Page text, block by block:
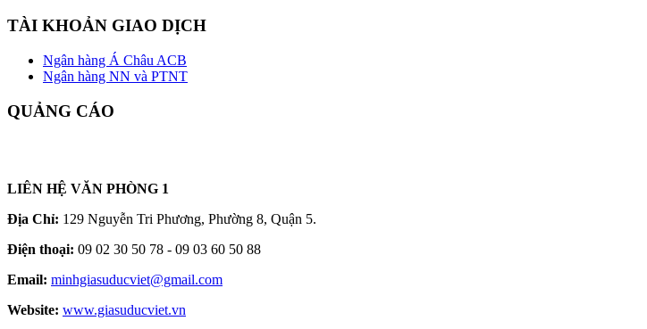
TÀI KHOẢN GIAO DỊCH
Ngân hàng Á Châu ACB
Ngân hàng NN và PTNT
QUẢNG CÁO
LIÊN HỆ VĂN PHÒNG 1
Địa Chỉ: 129 Nguyễn Tri Phương, Phường 8, Quận 5.
Điện thoại: 09 02 30 50 78 - 09 03 60 50 88
Email: minhgiasuducviet@gmail.com
Website: www.giasuducviet.vn